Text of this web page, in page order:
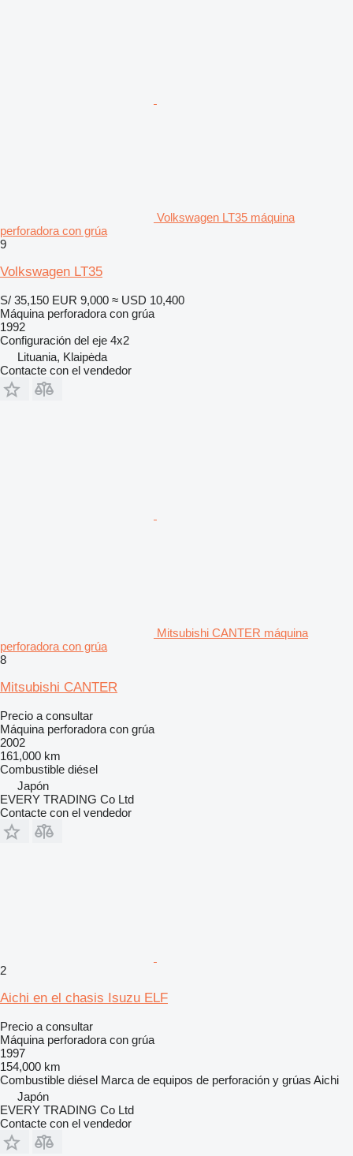
Volkswagen LT35 máquina
perforadora con grúa
9
Volkswagen LT35
S/ 35,150 EUR 9,000 ≈ USD 10,400
Máquina perforadora con grúa
1992
Configuración del eje 4x2
Lituania, Klaipėda
Contacte con el vendedor
Mitsubishi CANTER máquina
perforadora con grúa
8
Mitsubishi CANTER
Precio a consultar
Máquina perforadora con grúa
2002
161,000 km
Combustible diésel
Japón
EVERY TRADING Co Ltd
Contacte con el vendedor
2
Aichi en el chasis Isuzu ELF
Precio a consultar
Máquina perforadora con grúa
1997
154,000 km
Combustible diésel Marca de equipos de perforación y grúas Aichi
Japón
EVERY TRADING Co Ltd
Contacte con el vendedor